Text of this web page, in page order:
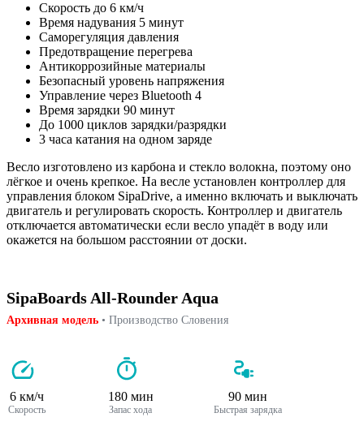
Скорость до 6 км/ч
Время надувания 5 минут
Саморегуляция давления
Предотвращение перегрева
Антикоррозийные материалы
Безопасный уровень напряжения
Управление через Bluetooth 4
Время зарядки 90 минут
До 1000 циклов зарядки/разрядки
3 часа катания на одном заряде
Весло изготовлено из карбона и стекло волокна, поэтому оно
лёгкое и очень крепкое. На весле установлен контроллер для
управления блоком SipaDrive, а именно включать и выключать
двигатель и регулировать скорость. Контроллер и двигатель
отключается автоматически если весло упадёт в воду или
окажется на большом расстоянии от доски.
SipaBoards All-Rounder Aqua
Архивная модель • Производство Словения
Скорость
6 км/ч
Запас хода
180 мин
Быстрая зарядка
90 мин